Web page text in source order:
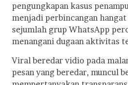
pengungkapan kasus
menjadi perbincangan
sejumlah grup WhatsApp
menangani dugaan aktivitas
Viral beredar vidio pada
pesan yang beredar, muncul